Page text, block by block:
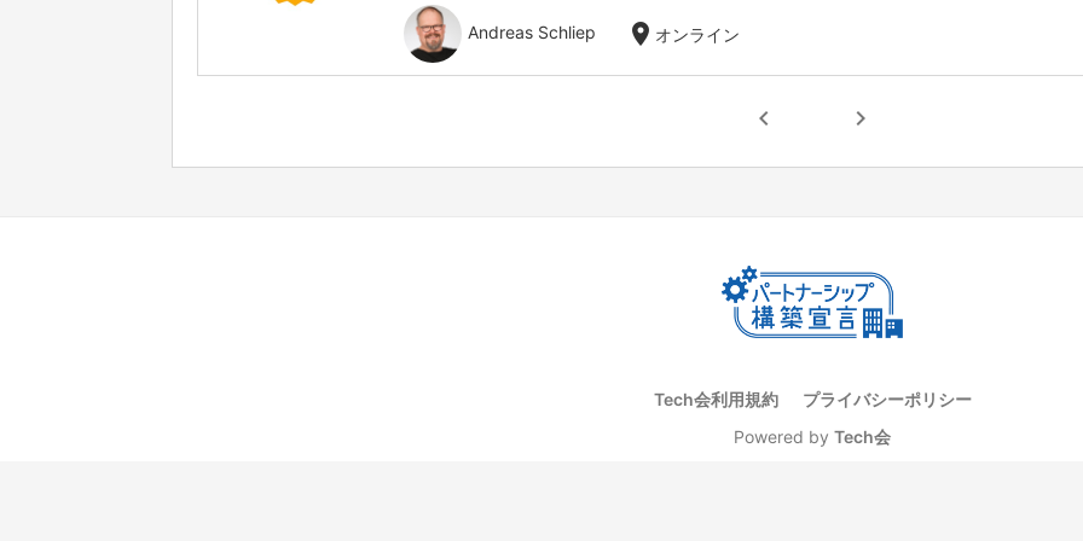
Andreas Schliep location_on オンライン
chevron_left chevron_right
Tech会利用規約
プライバシーポリシー
Powered by Tech会